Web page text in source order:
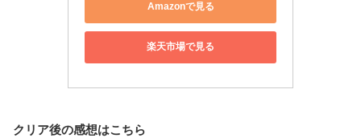
Amazonで見る
楽天市場で見る
クリア後の感想はこちら